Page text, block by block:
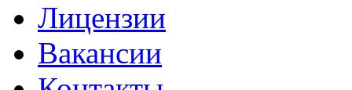
Лицензии
Вакансии